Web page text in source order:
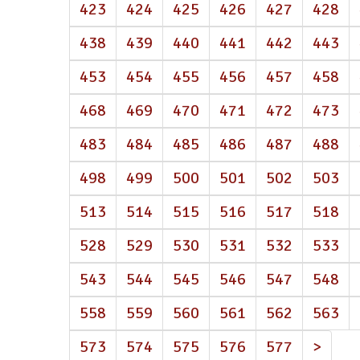
423 424 425 426 427 428
438
439 440 441 442 443
453
454 455 456 457 458
468
469 470 471 472 473
483
484 485 486 487 488
498
499 500 501 502 503
513
514 515 516 517 518
528
529 530 531 532 533
543
544 545 546 547 548
558
559 560 561 562 563
573
574 575 576 577 >